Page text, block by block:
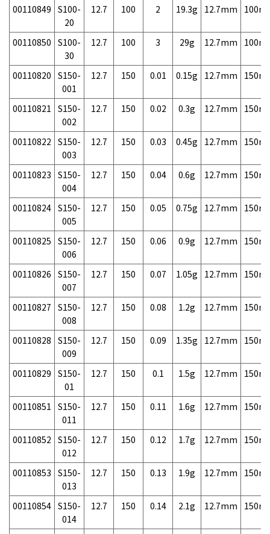
00110849 S100-
20
12.7 100 2 19.3g 12.7mm
00110850 S100-
30
12.7 100 3 29g 12.7mm
00110820 S150-
001
12.7 150 0.01 0.15g 12.7mm
00110821 S150-
002
12.7 150 0.02 0.3g 12.7mm
00110822 S150-
003
12.7 150 0.03 0.45g 12.7mm
00110823 S150-
004
12.7 150 0.04 0.6g 12.7mm
00110824 S150-
005
12.7 150 0.05 0.75g 12.7mm
00110825 S150-
006
12.7 150 0.06 0.9g 12.7mm
00110826 S150-
007
12.7 150 0.07 1.05g 12.7mm
00110827 S150-
008
12.7 150 0.08 1.2g 12.7mm
00110828 S150-
009
12.7 150 0.09 1.35g 12.7mm
00110829 S150-
01
12.7 150 0.1 1.5g 12.7mm
00110851 S150-
011
12.7 150 0.11 1.6g 12.7mm
00110852 S150-
012
12.7 150 0.12 1.7g 12.7mm
00110853 S150-
013
12.7 150 0.13 1.9g 12.7mm
00110854 S150-
014
12.7 150 0.14 2.1g 12.7mm